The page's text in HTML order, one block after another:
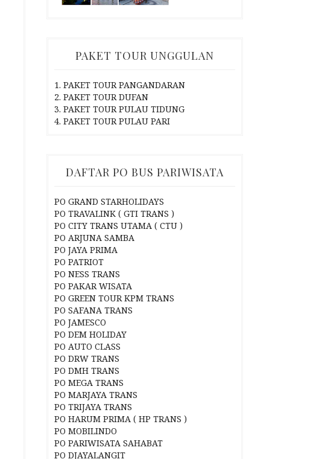
PAKET TOUR UNGGULAN
1. PAKET TOUR PANGANDARAN
2. PAKET TOUR DUFAN
3. PAKET TOUR PULAU TIDUNG
4. PAKET TOUR PULAU PARI
DAFTAR PO BUS PARIWISATA
PO GRAND STARHOLIDAYS
PO TRAVALINK ( GTI TRANS )
PO CITY TRANS UTAMA ( CTU )
PO ARJUNA SAMBA
PO JAYA PRIMA
PO PATRIOT
PO NESS TRANS
PO PAKAR WISATA
PO GREEN TOUR KPM TRANS
PO SAFANA TRANS
PO JAMESCO
PO DEM HOLIDAY
PO AUTO CLASS
PO DRW TRANS
PO DMH TRANS
PO MEGA TRANS
PO MARJAYA TRANS
PO TRIJAYA TRANS
PO HARUM PRIMA ( HP TRANS )
PO MOBILINDO
PO PARIWISATA SAHABAT
PO DJAYALANGIT